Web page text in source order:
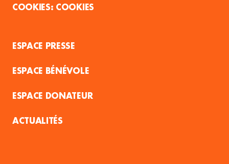
COOKIES
ESPACE PRESSE
ESPACE BÉNÉVOLE
ESPACE DONATEUR
ACTUALITÉS